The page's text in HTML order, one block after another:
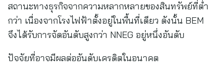
สถานะทางธุรกิจจากความหลากหลายของสินทรัพย์ที่ต่ำ
กว่า เนื่องจากโรงไฟฟ้าตั้งอยู่ในพื้นที่เดียว ดังนั้น BEM
จึงได้รับการจัดอันดับสูงกว่า NNEG อยู่หนึ่งอันดับ
ปัจจัยที่อาจมีผลต่ออันดับเครดิตในอนาคต